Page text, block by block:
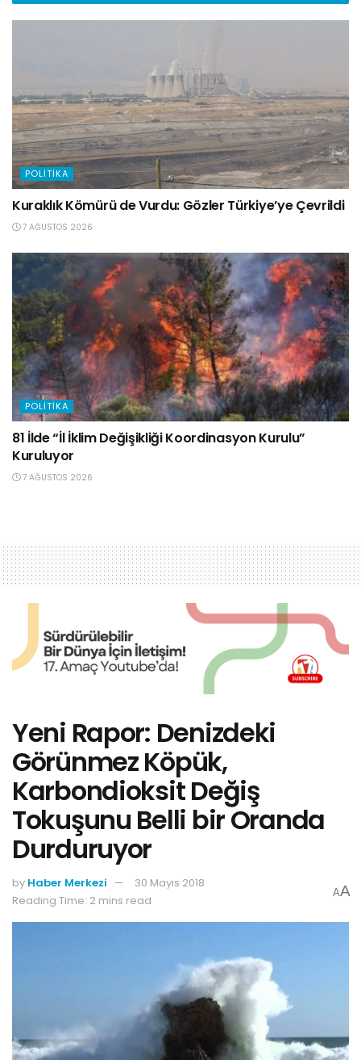
POLITIKA
Kuraklık Kömürü de Vurdu: Gözler Türkiye’ye Çevrildi
7 AĞUSTOS 2026
POLITIKA
81 İlde “İl İklim Değişikliği Koordinasyon Kurulu”
Kuruluyor
7 AĞUSTOS 2026
Yeni Rapor: Denizdeki
Görünmez Köpük,
Karbondioksit Değiş
Tokuşunu Belli bir Oranda
Durduruyor
by Haber Merkezi
30 Mayıs 2018
Reading Time: 2 mins read
AA